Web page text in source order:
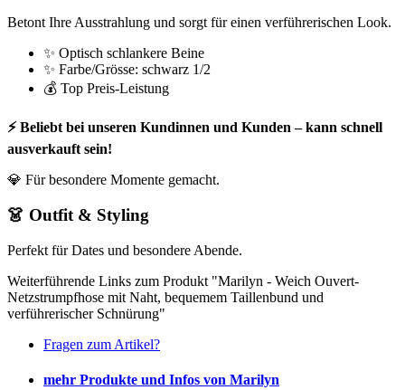
Betont Ihre Ausstrahlung und sorgt für einen verführerischen Look.
✨ Optisch schlankere Beine
✨ Farbe/Grösse: schwarz 1/2
💰 Top Preis-Leistung
⚡ Beliebt bei unseren Kundinnen und Kunden – kann schnell
ausverkauft sein!
💎 Für besondere Momente gemacht.
👗 Outfit & Styling
Perfekt für Dates und besondere Abende.
Weiterführende Links zum Produkt "Marilyn - Weich Ouvert-
Netzstrumpfhose mit Naht, bequemem Taillenbund und
verführerischer Schnürung"
Fragen zum Artikel?
mehr Produkte und Infos von Marilyn